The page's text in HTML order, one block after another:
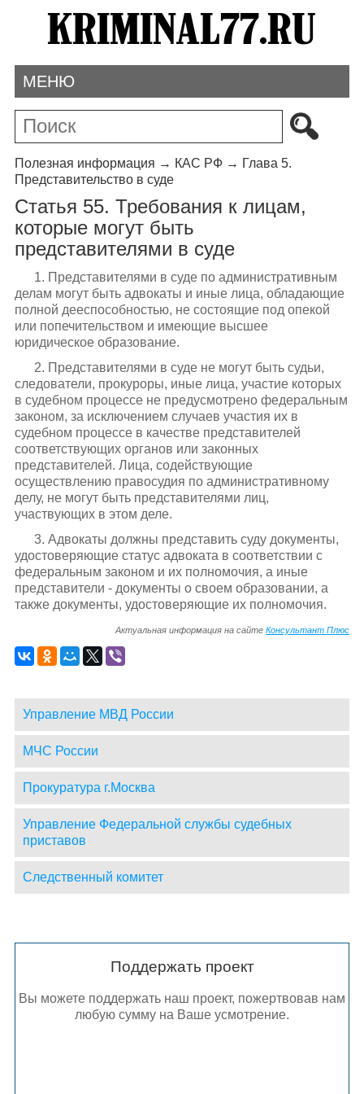
МЕНЮ
Полезная информация → КАС РФ→ Глава 5.
Представительство в суде
Статья 55. Требования к лицам,
которые могут быть
представителями в суде
1. Представителями в суде по административным
делам могут быть адвокаты и иные лица, обладающие
полной дееспособностью, не состоящие под опекой
или попечительством и имеющие высшее
юридическое образование.
2. Представителями в суде не могут быть судьи,
следователи, прокуроры, иные лица, участие которых
в судебном процессе не предусмотрено федеральным
законом, за исключением случаев участия их в
судебном процессе в качестве представителей
соответствующих органов или законных
представителей. Лица, содействующие
осуществлению правосудия по административному
делу, не могут быть представителями лиц,
участвующих в этом деле.
3. Адвокаты должны представить суду документы,
удостоверяющие статус адвоката в соответствии с
федеральным законом и их полномочия, а иные
представители - документы о своем образовании, а
также документы, удостоверяющие их полномочия.
Актуальная информация на сайтеКонсультант Плюс
Управление МВД России
МЧС России
Прокуратура г.Москва
Управление Федеральной службы судебных
приставов
Следственный комитет
Поддержать проект
Вы можете поддержать наш проект, пожертвовав нам
любую сумму на Ваше усмотрение.